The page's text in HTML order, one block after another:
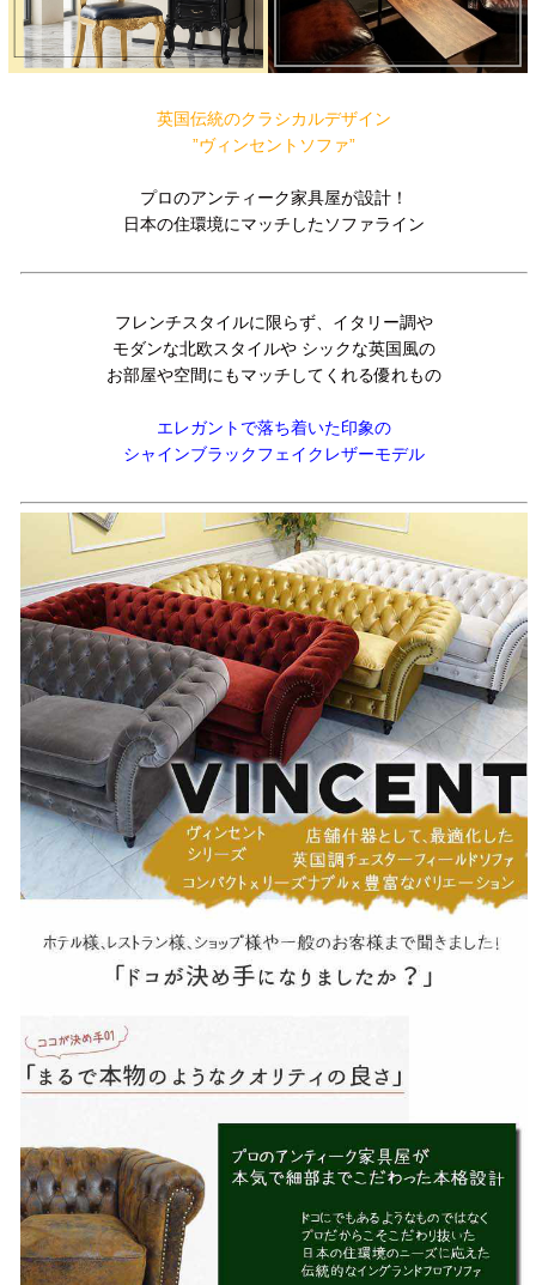
英国伝統のクラシカルデザイン
”ヴィンセントソファ”
プロのアンティーク家具屋が設計！
日本の住環境にマッチしたソファライン
フレンチスタイルに限らず、イタリー調や
モダンな北欧スタイルや シックな英国風の
お部屋や空間にもマッチしてくれる優れもの
エレガントで落ち着いた印象の
シャインブラックフェイクレザーモデル